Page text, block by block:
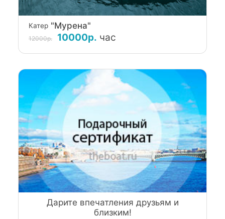
Катер"Мурена"
12000р. 10000р. час
Дарите впечатления друзьям и
близким!